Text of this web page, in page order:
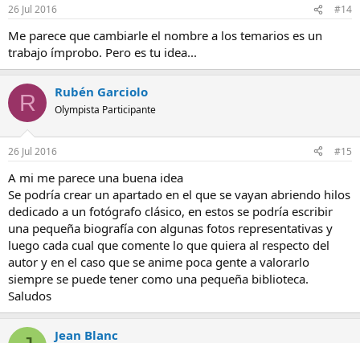
26 Jul 2016 #14
Me parece que cambiarle el nombre a los temarios es un
trabajo ímprobo. Pero es tu idea...
R Rubén Garciolo
Olympista Participante
26 Jul 2016 #15
A mi me parece una buena idea
Se podría crear un apartado en el que se vayan abriendo hilos
dedicado a un fotógrafo clásico, en estos se podría escribir
una pequeña biografía con algunas fotos representativas y
luego cada cual que comente lo que quiera al respecto del
autor y en el caso que se anime poca gente a valorarlo
siempre se puede tener como una pequeña biblioteca.
Saludos
Jean Blanc